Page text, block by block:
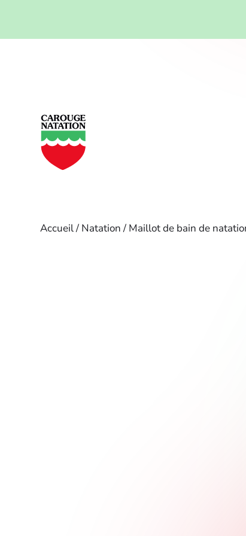
Accueil/ Natation/ Maillot de bain de